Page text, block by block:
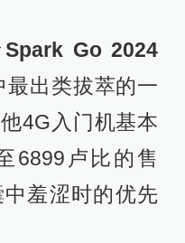
Spark Go 2024
最出类拔萃的一
4G入门机基本
6899卢比的售
羞涩时的优先